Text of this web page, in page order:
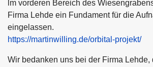
lm vorderen Bereich des
Firma Lehde ein Fundament für die
eingelassen.
https://martinwilling.de/orbital-projekt/
Wir bedanken uns bei der Firma Lehde,